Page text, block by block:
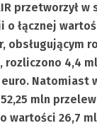
przetworzył
o łącznej
obsługującym
rozliczono 4,4
Natomiast
mln
wartości 26,7